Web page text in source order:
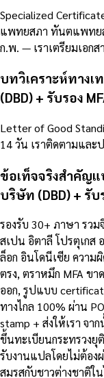
Specialized
แพทยสภา ทันตแพทยส
ก.พ. — เราเตรียมเอก
บทวิเคราะห์ทาง
(DBD) + รับรอง
Letter of Good
14 วัน เราติดตามแล
ข้อเท็จจริงสำคัญ
บริษัท (DBD) + รับ
รองรับ 30+ ภาษา รว
สเปน อิตาลี โปรตุเกส
ล็อก อินโดนีเซีย ความ
ตรง, ตราหมึก MFA ขา
ออก, รูปแบบ
ทางไกล 100% ผ่าน
stamp + ส่งให้เรา จ
ขึ้นทะเบียนกระทรวงยุ
รับงานแปลโดยไม่ต้อง
สมรสกับชาวต่างชาติใ